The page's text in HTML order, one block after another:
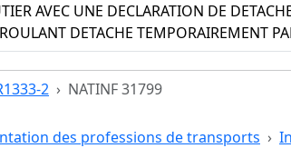
AVEC UNE DECLARATION DE
DETACHE TEMPORAIREMENT
2 NATINF 31799
des professions de transports